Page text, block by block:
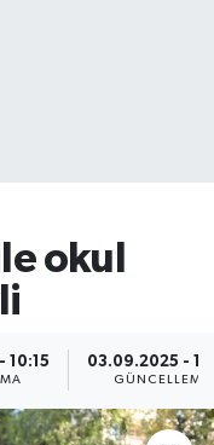
okul
10:15 03.09.2025 -
GÜNCELLEME